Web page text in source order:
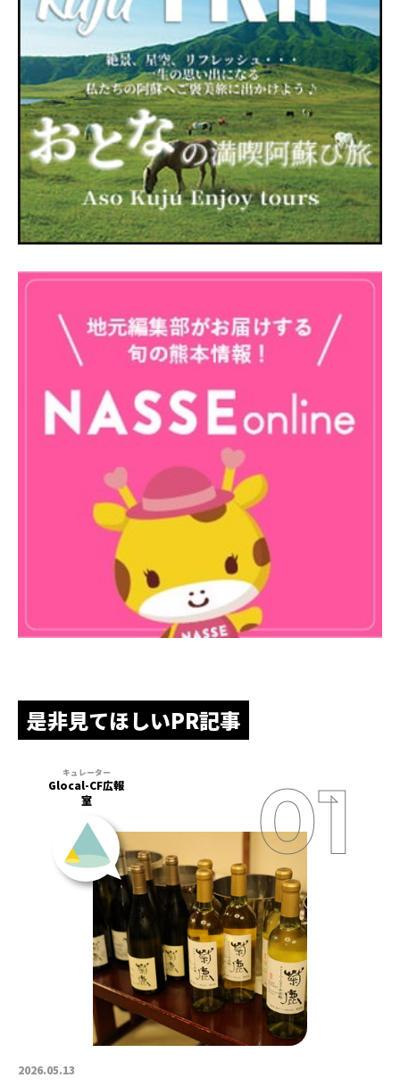
是非見てほしいPR記事
2026.05.13
Glocal-CF広報
室